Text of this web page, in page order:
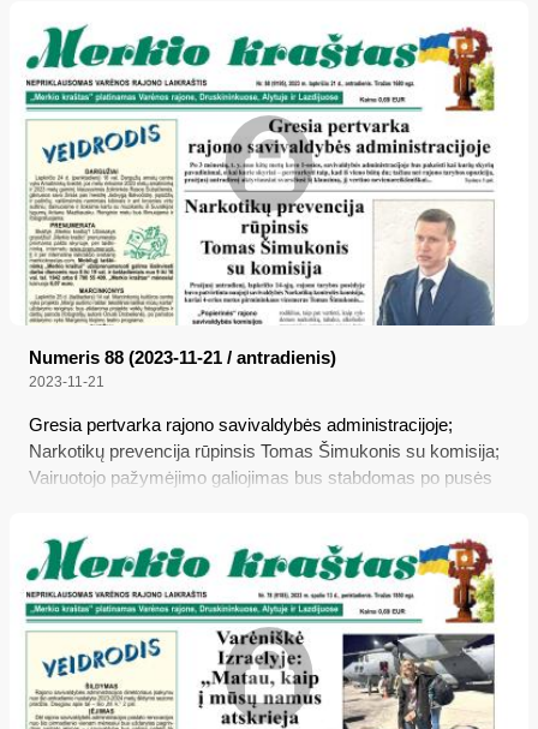
Numeris 88 (2023-11-21 / antradienis)
2023-11-21
Gresia pertvarka rajono savivaldybės administracijoje;
Narkotikų prevencija rūpinsis Tomas Šimukonis su komisija;
Vairuotojo pažymėjimo galiojimas bus stabdomas po pusės
gydymo ir slaugos paslaugos: kam skiriamos, kaip
apmokamos, kur teikiamos?